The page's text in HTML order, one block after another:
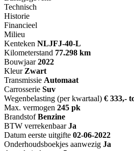
Technisch
Historie
Financieel
Milieu
Kenteken NLJFJ-40-L
Kilometerstand 77.298 km
Bouwjaar 2022
Kleur Zwart
Transmissie Automaat
Carrosserie Suv
Wegenbelasting (per kwartaal) € 333,-
Max. vermogen 245 pk
Brandstof Benzine
BTW verrekenbaar Ja
Datum eerste uitgifte 02-06-2022
Onderhoudsboekjes aanwezig Ja